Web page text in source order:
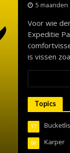
5
Voor wie
Expeditie
is vissen
Topics
17
Karper
68